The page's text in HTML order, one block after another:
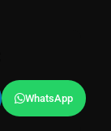
WhatsApp